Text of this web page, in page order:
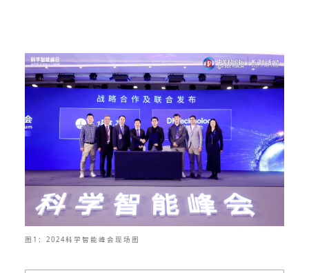
图1：2024科学智能峰会现场图